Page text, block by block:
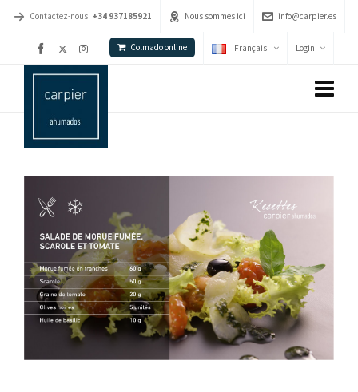
Contactez-nous: +34 937185921 Nous sommes ici info@carpier.es
Colmado online Français Login